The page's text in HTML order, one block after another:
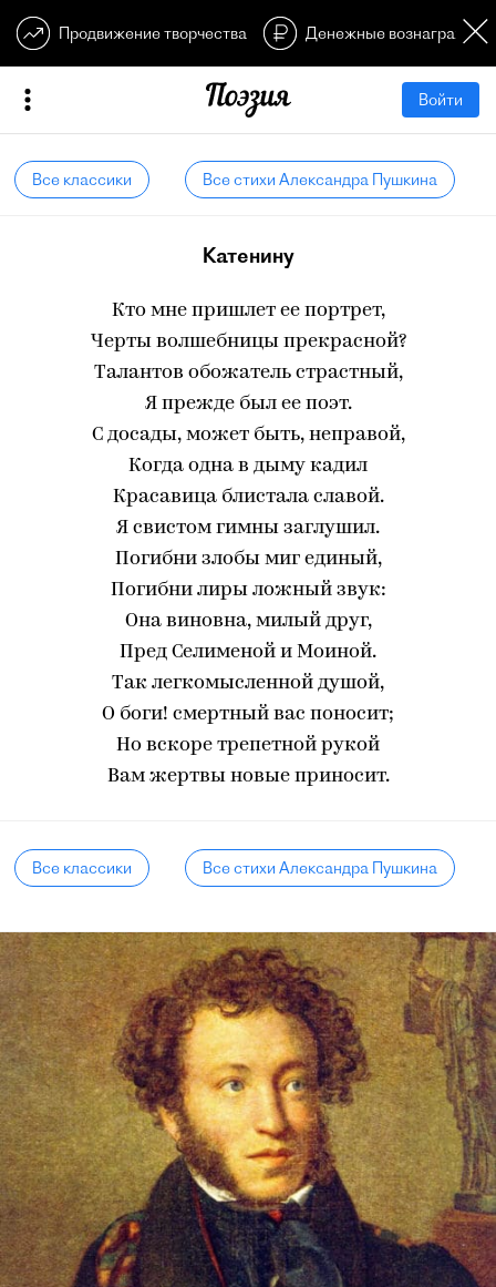
Продвижение творчества Денежные
Войти
Все классики Все стихи Александра Пушкина
Катенину
Кто мне пришлет ее портрет,
Черты волшебницы прекрасной?
Талантов обожатель страстный,
Я прежде был ее поэт.
С досады, может быть, неправой,
Когда одна в дыму кадил
Красавица блистала славой.
Я свистом гимны заглушил.
Погибни злобы миг единый,
Погибни лиры ложный звук:
Она виновна, милый друг,
Пред Селименой и Моиной.
Так легкомысленной душой,
О боги! смертный вас поносит;
Но вскоре трепетной рукой
Вам жертвы новые приносит.
Все классики Все стихи Александра Пушкина